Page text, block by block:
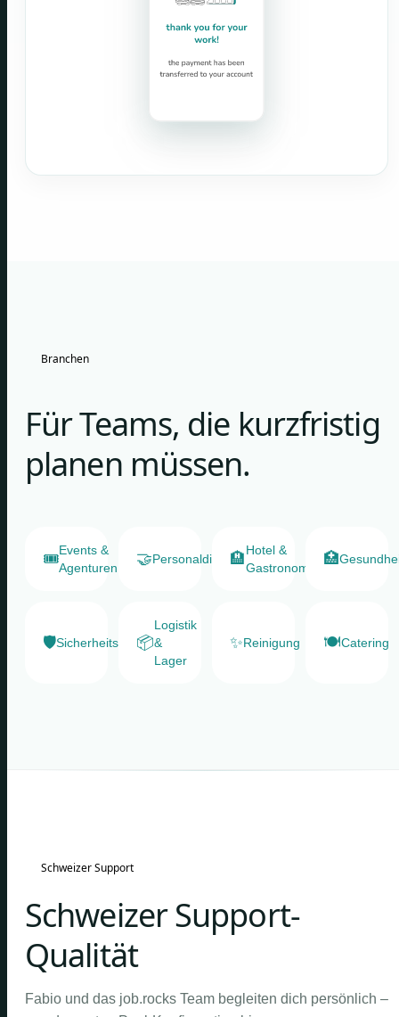
Branchen
Für Teams, die kurzfristig
planen müssen.
🎟️Events &
Agenturen
🤝Personaldienstleister
🏨Hotel &
Gastronomie
🏥
🛡️Sicherheitsdienste
📦
Logistik
&
Lager
✨Reinigung 🍽️Catering
Schweizer Support
Schweizer Support-
Qualität
Fabio und das job.rocks Team begleiten dich persönlich –